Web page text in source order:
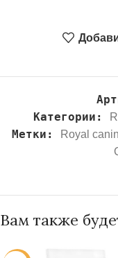
Категории:
Метки: Royal canin
Вам также